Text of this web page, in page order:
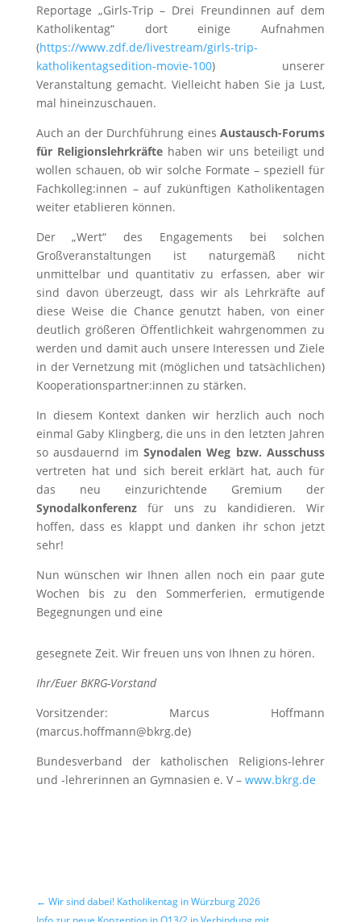
Reportage „Girls-Trip – Drei Freundinnen auf dem
Katholikentag“ dort einige Aufnahmen
(https://www.zdf.de/livestream/girls-trip-
katholikentagsedition-movie-100) unserer
Veranstaltung gemacht. Vielleicht haben Sie ja Lust,
mal hineinzuschauen.
Auch an der Durchführung einesAustausch-Forums
für Religionslehrkräftehaben wir uns beteiligt und
wollen schauen, ob wir solche Formate – speziell für
Fachkolleg:innen – auf zukünftigen Katholikentagen
weiter etablieren können.
Der „Wert“ des Engagements bei solchen
Großveranstaltungen ist naturgemäß nicht
unmittelbar und quantitativ zu erfassen, aber wir
sind davon überzeugt, dass wir als Lehrkräfte auf
diese Weise die Chance genutzt haben, von einer
deutlich größeren Öffentlichkeit wahrgenommen zu
werden und damit auch unsere Interessen und Ziele
in der Vernetzung mit (möglichen und tatsächlichen)
Kooperationspartner:innen zu stärken.
In diesem Kontext danken wir herzlich auch noch
einmal Gaby Klingberg, die uns in den letzten Jahren
so ausdauernd im Synodalen Weg bzw. Ausschuss
vertreten hat und sich bereit erklärt hat, auch für
das neu einzurichtende Gremium der
Synodalkonferenzfür uns zu kandidieren. Wir
hoffen, dass es klappt und danken ihr schon jetzt
sehr!
Nun wünschen wir Ihnen allen noch ein paar gute
Wochen bis zu den Sommerferien, ermutigende
Begegnungen und eine
gesegnete Zeit. Wir freuen uns von Ihnen zu hören.
Ihr/Euer BKRG-Vorstand
Vorsitzender: Marcus Hoffmann
(marcus.hoffmann@bkrg.de)
Bundesverband der katholischen Religions-lehrer
und -lehrerinnen an Gymnasien e. V – www.bkrg.de
← Wir sind dabei! Katholikentag in Würzburg 2026